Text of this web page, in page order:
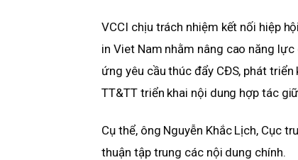
VCCI chịu trách nhiệm kết nối hiệp
in Viet Nam nhằm nâng cao năng
ứng yêu cầu thúc đẩy CĐS, phát
TT&TT triển khai nội dung hợp tác
Cụ thể, ông Nguyễn Khắc Lịch, Cục
thuận tập trung các nội dung chính.